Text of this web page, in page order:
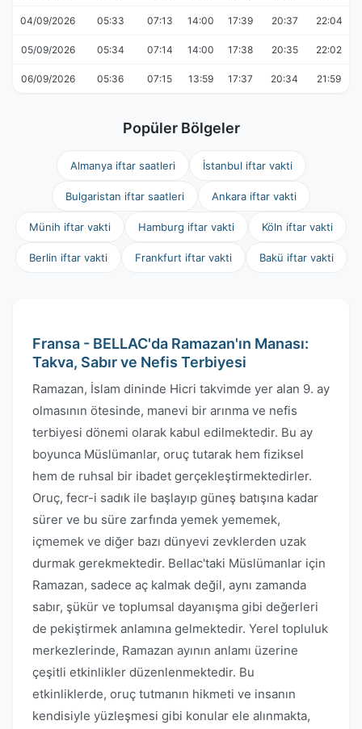
04/09/2026 05:33 07:13 14:00 17:39 20:37 22:04
05/09/2026 05:34 07:14 14:00 17:38 20:35 22:02
06/09/2026 05:36 07:15 13:59 17:37 20:34 21:59
Popüler Bölgeler
Almanya iftar saatleri İstanbul iftar vakti
Bulgaristan iftar saatleri Ankara iftar vakti
Münih iftar vakti Hamburg iftar vakti Köln iftar vakti
Berlin iftar vakti Frankfurt iftar vakti Bakü iftar vakti
Fransa - BELLAC'da Ramazan'ın Manası:
Takva, Sabır ve Nefis Terbiyesi
Ramazan, İslam dininde Hicri takvimde yer alan 9. ay
olmasının ötesinde, manevi bir arınma ve nefis
terbiyesi dönemi olarak kabul edilmektedir. Bu ay
boyunca Müslümanlar, oruç tutarak hem fiziksel
hem de ruhsal bir ibadet gerçekleştirmektedirler.
Oruç, fecr-i sadık ile başlayıp güneş batışına kadar
sürer ve bu süre zarfında yemek yememek,
içmemek ve diğer bazı dünyevi zevklerden uzak
durmak gerekmektedir. Bellac'taki Müslümanlar için
Ramazan, sadece aç kalmak değil, aynı zamanda
sabır, şükür ve toplumsal dayanışma gibi değerleri
de pekiştirmek anlamına gelmektedir. Yerel topluluk
merkezlerinde, Ramazan ayının anlamı üzerine
çeşitli etkinlikler düzenlenmektedir. Bu
etkinliklerde, oruç tutmanın hikmeti ve insanın
kendisiyle yüzleşmesi gibi konular ele alınmakta,